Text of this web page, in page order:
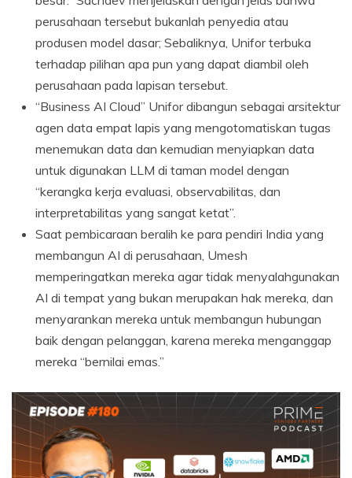
perusahaan tersebut bukanlah penyedia atau
produsen model dasar; Sebaliknya, Unifor terbuka
terhadap pilihan apa pun yang dapat diambil oleh
perusahaan pada lapisan tersebut.
“Business AI Cloud” Unifor dibangun sebagai arsitektur
agen data empat lapis yang mengotomatiskan tugas
menemukan data dan kemudian menyiapkan data
untuk digunakan LLM di taman model dengan
“kerangka kerja evaluasi, observabilitas, dan
interpretabilitas yang sangat ketat”.
Saat pembicaraan beralih ke para pendiri India yang
membangun AI di perusahaan, Umesh
memperingatkan mereka agar tidak menyalahgunakan
AI di tempat yang bukan merupakan hak mereka, dan
menyarankan mereka untuk membangun hubungan
baik dengan pelanggan, karena mereka menganggap
mereka “bernilai emas.”